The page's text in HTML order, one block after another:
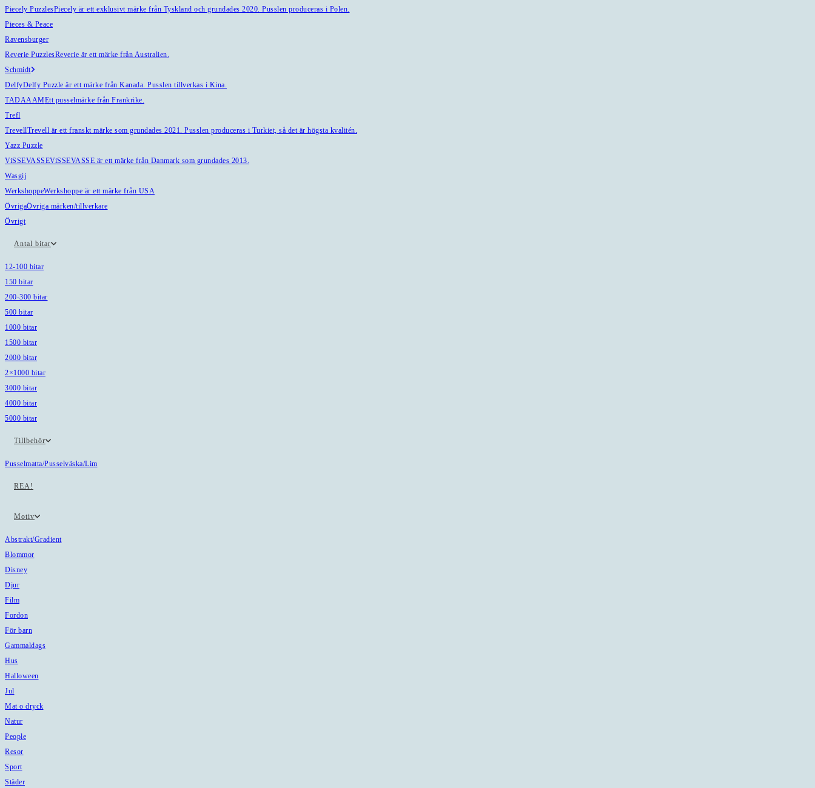
Piecely PuzzlesPiecely är ett exklusivt märke från Tyskland och grundades 2020. Pusslen produceras i Polen.
Pieces & Peace
Ravensburger
Reverie PuzzlesReverie är ett märke från Australien.
Schmidt
DelfyDelfy Puzzle är ett märke från Kanada. Pusslen tillverkas i Kina.
TADAAAMEtt pusselmärke från Frankrike.
Trefl
TrevellTrevell är ett franskt märke som grundades 2021. Pusslen produceras i Turkiet, så det är högsta kvalitén.
Yazz Puzzle
ViSSEVASSEViSSEVASSE är ett märke från Danmark som grundades 2013.
Wasgij
WerkshoppeWerkshoppe är ett märke från USA
ÖvrigaÖvriga märken/tillverkare
Övrigt
Antal bitar
12-100 bitar
150 bitar
200-300 bitar
500 bitar
1000 bitar
1500 bitar
2000 bitar
2×1000 bitar
3000 bitar
4000 bitar
5000 bitar
Tillbehör
Pusselmatta/Pusselväska/Lim
REA!
Motiv
Abstrakt/Gradient
Blommor
Disney
Djur
Film
Fordon
För barn
Gammaldags
Hus
Halloween
Jul
Mat o dryck
Natur
People
Resor
Sport
Städer